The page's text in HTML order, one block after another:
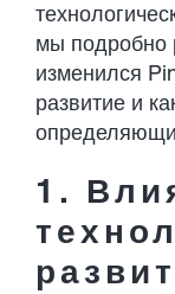
мы подробно
изменился
развитие и
1.